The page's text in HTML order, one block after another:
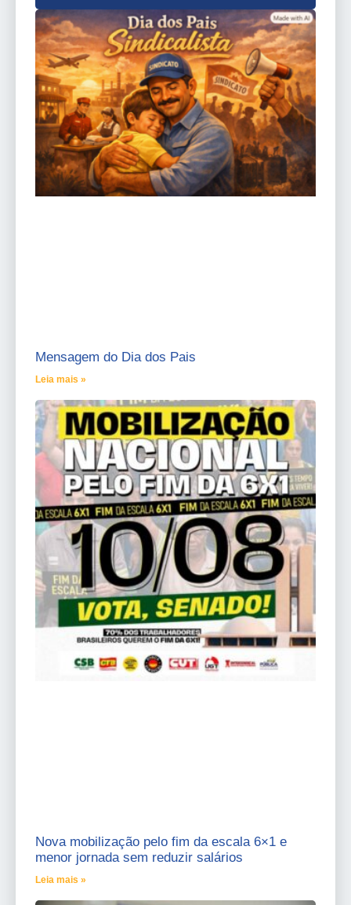
Mensagem do Dia dos Pais
Leia mais »
Nova mobilização pelo fim da escala 6×1 e
menor jornada sem reduzir salários
Leia mais »